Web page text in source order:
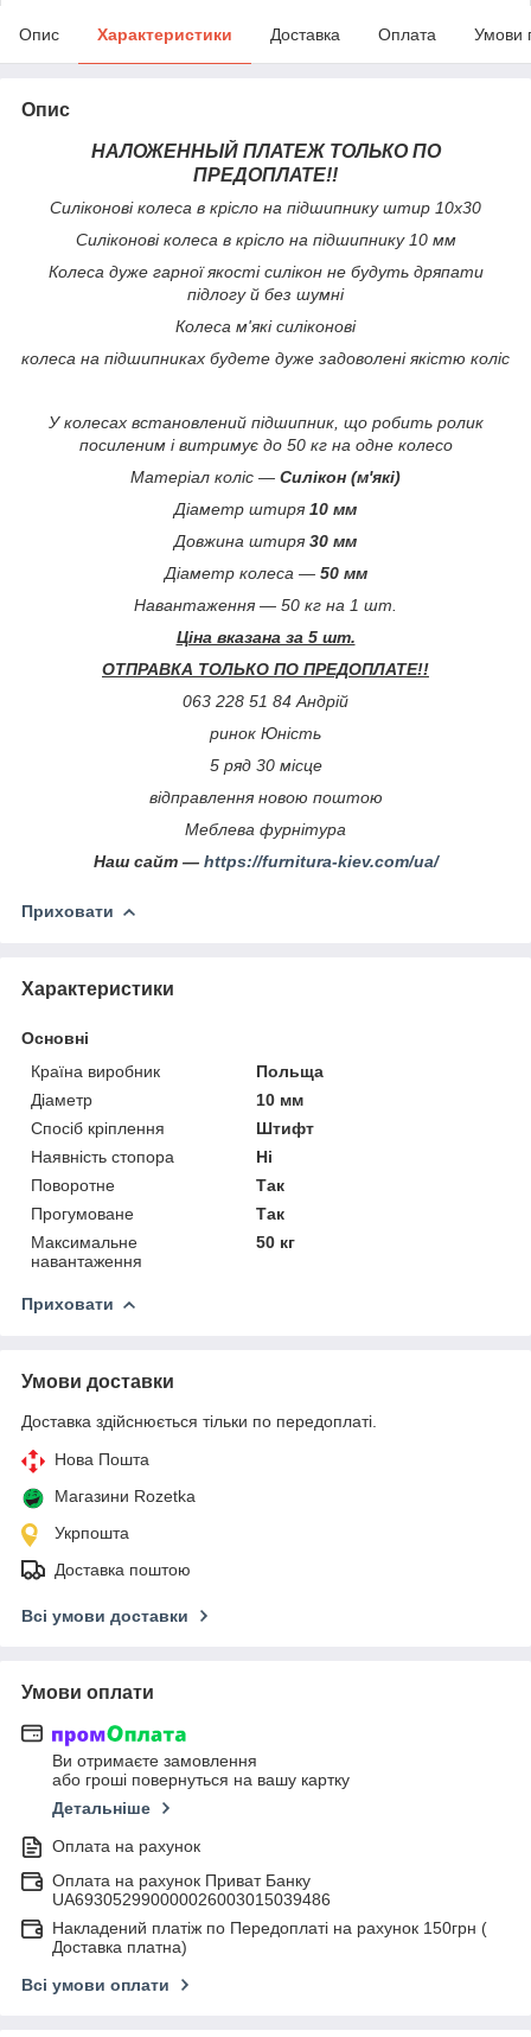
Опис Характеристики Доставка Оплата Умови
Опис
НАЛОЖЕННЫЙ ПЛАТЕЖ ТОЛЬКО ПО
ПРЕДОПЛАТЕ!!
Силіконові колеса в крісло на підшипнику штир 10х30
Силіконові колеса в крісло на підшипнику 10 мм
Колеса дуже гарної якості силікон не будуть дряпати
підлогу й без шумні
Колеса м'які силіконові
колеса на підшипниках будете дуже задоволені якістю коліс
У колесах встановлений підшипник, що робить ролик
посиленим і витримує до 50 кг на одне колесо
Матеріал коліс — Силікон (м'які)
Діаметр штиря 10 мм
Довжина штиря 30 мм
Діаметр колеса — 50 мм
Навантаження — 50 кг на 1 шт.
Ціна вказана за 5 шт.
ОТПРАВКА ТОЛЬКО ПО ПРЕДОПЛАТЕ!!
063 228 51 84 Андрій
ринок Юність
5 ряд 30 місце
відправлення новою поштою
Меблева фурнітура
Наш сайт — https://furnitura-kiev.com/ua/
Приховати
Характеристики
Основні
Країна виробник
Польща
Діаметр
10 мм
Спосіб кріплення
Штифт
Наявність стопора
Ні
Поворотне
Так
Прогумоване
Так
Максимальне
навантаження
50 кг
Приховати
Умови доставки
Доставка здійснюється тільки по передоплаті.
Нова Пошта
Магазини Rozetka
Укрпошта
Доставка поштою
Всі умови доставки
Умови оплати
Ви отримаєте замовлення
або гроші повернуться на вашу картку
Детальніше
Оплата на рахунок
Оплата на рахунок Приват Банку
UA693052990000026003015039486
Накладений платіж по Передоплаті на рахунок 150грн (
Доставка платна)
Всі умови оплати